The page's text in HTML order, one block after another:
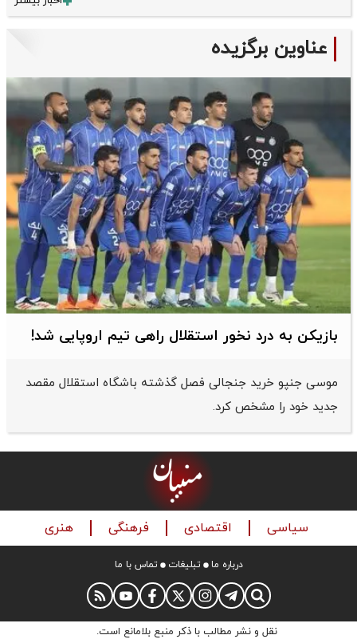
عناوین برگزیده
بازیکن به درد نخور استقلال راهی تیم اروپایی شد!
موسی جنپو خرید جنجالی فصل گذشته باشگاه استقلال مقصد
جدید خود را مشخص کرد.
سیاسی اقتصادی فرهنگی هنری
درباره ما تبلیغات تماس با ما
نقل و نشر مطالب با ذکر منبع بلامانع است.